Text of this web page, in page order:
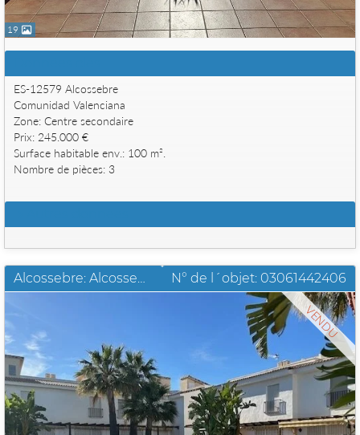
19
ES-12579 Alcossebre
Comunidad Valenciana
Zone: Centre secondaire
Prix: 245.000 €
Surface habitable env.: 100 m².
Nombre de pièces: 3
Alcossebre: Alcossebre Palm Beach I maison jumelee pres de la mer a vendre N° de l´objet: 03061442406
VENDU